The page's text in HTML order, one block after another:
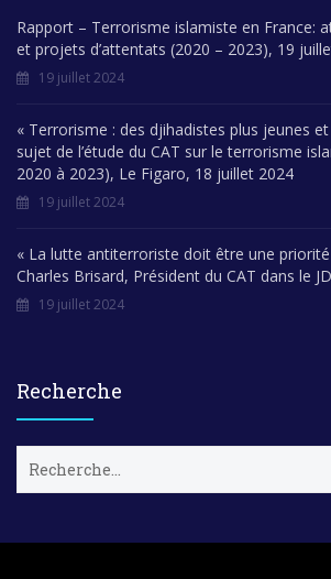
Rapport – Terrorisme islamiste en France:
et projets d’attentats (2020 – 2023), 19
19 juillet 2024
« Terrorisme : des djihadistes plus jeunes
sujet de l’étude du CAT sur le terrorisme
2020 à 2023), Le Figaro, 18 juillet 2024
19 juillet 2024
« La lutte antiterroriste doit être une priorité
Charles Brisard, Président du CAT dans le
19 juillet 2024
Recherche
c
e